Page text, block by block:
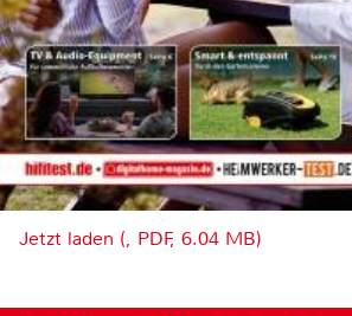
Jetzt laden (, PDF, 6.04 MB)